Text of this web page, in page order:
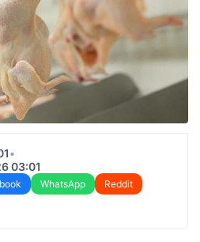
•
03:01
WhatsApp
Reddit